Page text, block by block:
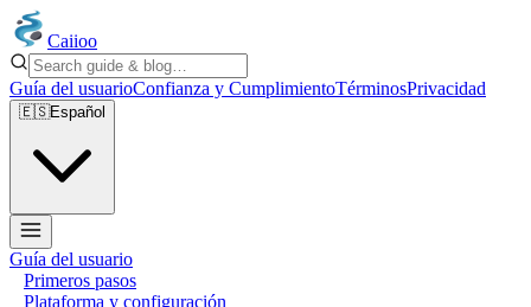
Caiioo
Guía del usuarioConfianza y CumplimientoTérminosPrivacidad
🇪🇸Español
Guía del usuario
Primeros pasos
Plataforma y configuración